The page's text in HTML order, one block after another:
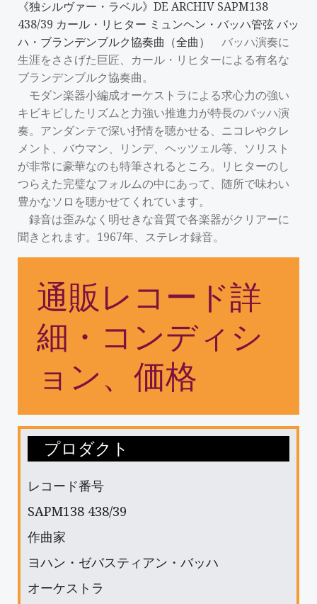
《独シルヴァー・ラベル》DE ARCHIV SAPM138
438/39 カール・リヒター ミュンヘン・バッハ管弦 バッ
ハ・ブランデンブルク協奏曲（全曲）
バッハ演奏に
生涯をささげた巨匠、カール・リヒターによる有名な
ブランデンブルク協奏曲。
モダン楽器小編成オーケストラによる求心力の強い
キビキビしたリズムと力強い推進力が特長のバッハ演
奏。アンダンテで深い抒情を聴かせる、ニコレやクレ
メント、バウマン、リンデ、ヘッツェル等、ソリスト
が非常に豪華なのも特筆されるところ。リヒターのし
つらえた完璧なフォルムの中にあって、随所で味わい
豊かなソロを聴かせてくれています。
録音は歪みなく明せきな音質で各楽器がクリアーに
聞きとれます。1967年、ステレオ録音。
通販レコード詳
細・コンディシ
ョン、価格
プロダクト
レコード番号
SAPM138 438/39
作曲家
ヨハン・ゼバスティアン・バッハ
オーケストラ